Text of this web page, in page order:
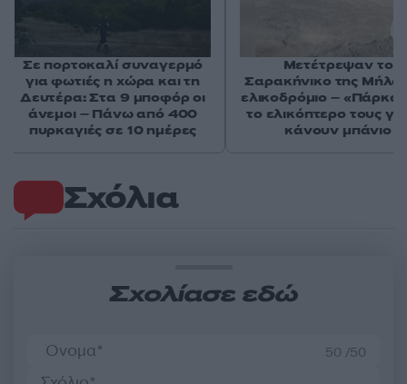
Σχόλια
Σχολίασε εδώ
50 /50
Σε πορτοκαλί συναγερμό
για φωτιές η χώρα και τη
Δευτέρα: Στα 9 μποφόρ οι
άνεμοι – Πάνω από 400
πυρκαγιές σε 10 ημέρες
Μετέτρεψαν το
Σαρακήνικο της
ελικοδρόμιο –
το ελικόπτερο τους
κάνουν μπάνιο